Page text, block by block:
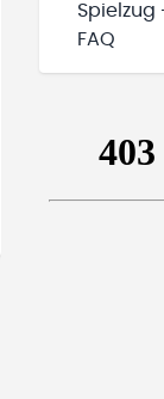
Spielzug
FAQ